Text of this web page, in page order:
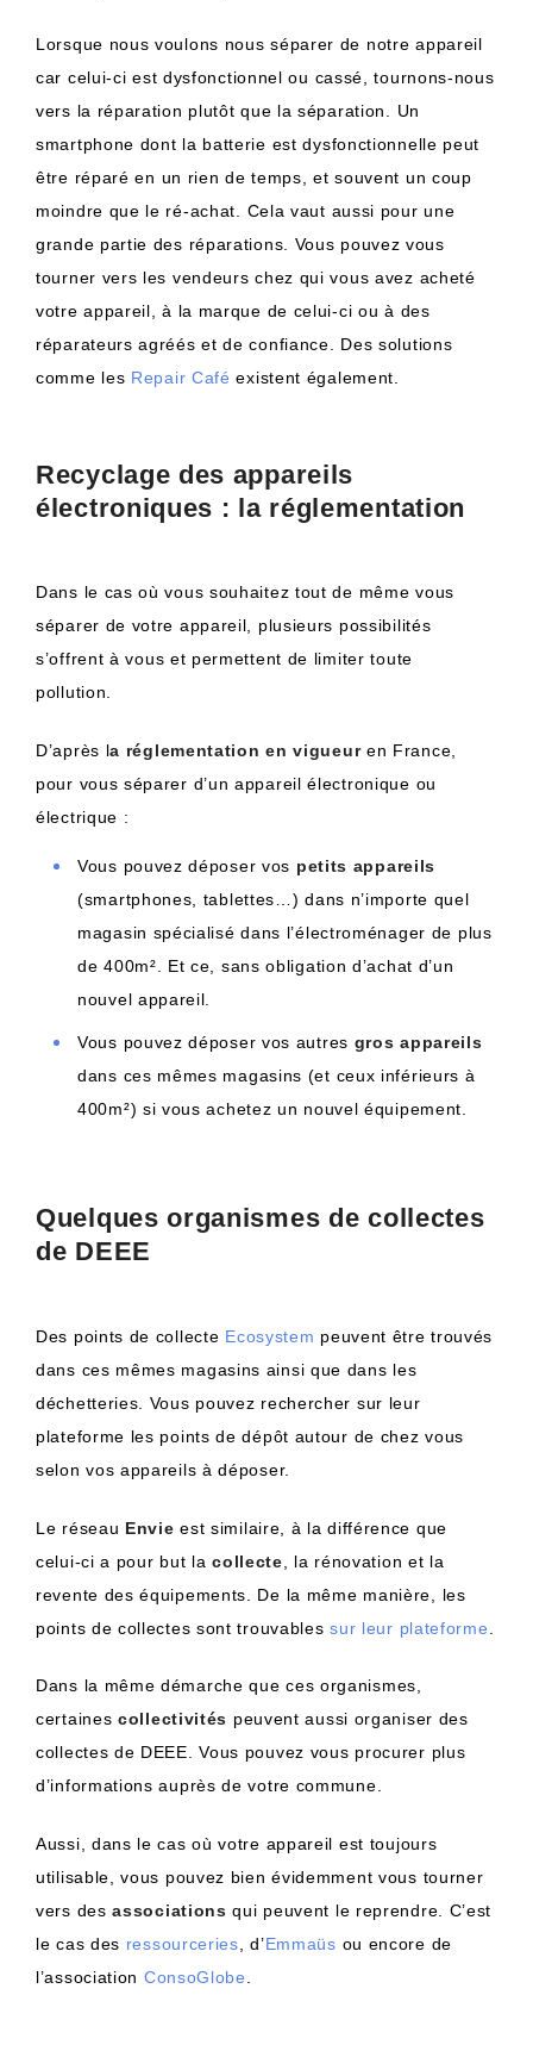
Lorsque nous voulons nous séparer de notreappareil
car celui-ci est dysfonctionnel ou cassé, tournons-nous
vers la réparation plutôt que la séparation.
Un
smartphone dont la batterie estdysfonctionnelle peut
être réparé en un rien de temps, et souvent un coup
moindre que le ré-achat.
Cela vaut aussi pour une
grande partie des réparations.
Vous pouvez vous
tourner vers les vendeurs chez qui vous avez acheté
votre appareil, à la marque de celui-ci ou à des
réparateurs agréés et de confiance.
Des solutions
comme les Repair Café existent également.
Recyclage des appareils
électroniques : la réglementation
Dans le cas où vous souhaitez tout de même vous
séparer de votre appareil, plusieurs possibilités
s’offrent à vous et permettent de limiter toute
pollution.
D’après la réglementation en vigueuren France,
pour vous séparer d’un appareil électronique ou
électrique :
Vous pouvez déposer vos petits appareils
(smartphones, tablettes…) dans n’importe quel
magasin spécialisé dans l’électroménager de plus
de 400m². Et ce, sans obligation d’achat d’un
nouvel appareil.
Vous pouvez déposer vos autres gros appareils
dans ces mêmes magasins (et ceux inférieurs à
400m²) si vous achetez un nouvel équipement.
Quelques organismes de collectes
de DEEE
Des points de collecte Ecosystem peuvent être trouvés
dans ces mêmes magasins ainsi que dans les
déchetteries. Vous pouvez rechercher sur leur
plateforme les points de dépôt autour de chez vous
selon vos appareils à déposer.
Le réseau Envie est similaire, à la différence que
celui-ci a pour but lacollecte , la rénovation et la
revente des équipements. De la même manière, les
points de collectes sont trouvablessur leur plateforme
Dans la même démarche que ces organismes,
certaines collectivités peuvent aussi organiser des
collectes de DEEE. Vous pouvez vous procurer plus
d’informations auprès de votre commune.
Aussi, dans le cas où votre appareil est toujours
utilisable, vous pouvez bien évidemment vous tourner
vers desassociations qui peuvent le reprendre. C’est
le cas des ressourceries, d’Emmaüs ou encore de
l’association ConsoGlobe.